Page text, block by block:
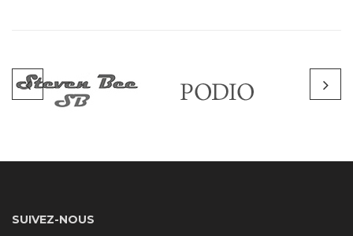
SUIVEZ-NOUS